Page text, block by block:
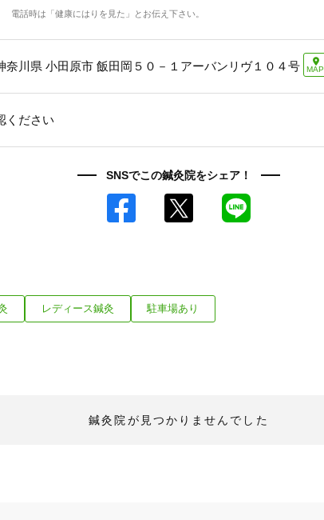
電話時は「健康にはりを見た」とお伝え下さい。
奈川県 小田原市 飯田岡５０－１アーバンリヴ１０４号 MAP
ください
SNSでこの鍼灸院をシェア！
Facebook
0465377009
レディース鍼灸 駐車場あり
鍼灸院が見つかりませんでした